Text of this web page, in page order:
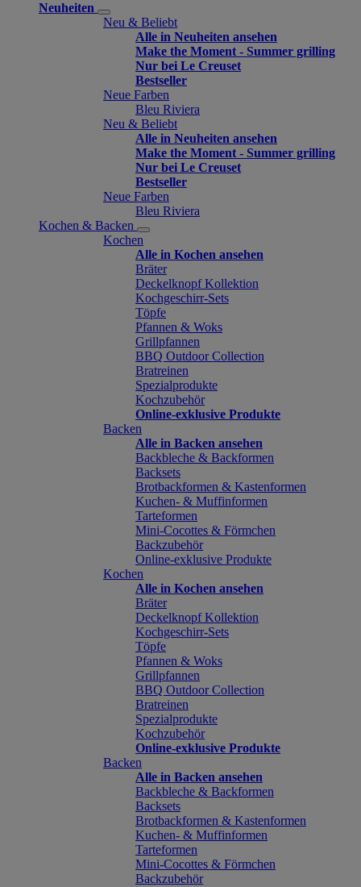
Neuheiten
Neu & Beliebt
Alle in Neuheiten ansehen
Make the Moment - Summer grilling
Nur bei Le Creuset
Bestseller
Neue Farben
Bleu Riviera
Neu & Beliebt
Alle in Neuheiten ansehen
Make the Moment - Summer grilling
Nur bei Le Creuset
Bestseller
Neue Farben
Bleu Riviera
Kochen & Backen
Kochen
Alle in Kochen ansehen
Bräter
Deckelknopf Kollektion
Kochgeschirr-Sets
Töpfe
Pfannen & Woks
Grillpfannen
BBQ Outdoor Collection
Bratreinen
Spezialprodukte
Kochzubehör
Online-exklusive Produkte
Backen
Alle in Backen ansehen
Backbleche & Backformen
Backsets
Brotbackformen & Kastenformen
Kuchen- & Muffinformen
Tarteformen
Mini-Cocottes & Förmchen
Backzubehör
Online-exklusive Produkte
Kochen
Alle in Kochen ansehen
Bräter
Deckelknopf Kollektion
Kochgeschirr-Sets
Töpfe
Pfannen & Woks
Grillpfannen
BBQ Outdoor Collection
Bratreinen
Spezialprodukte
Kochzubehör
Online-exklusive Produkte
Backen
Alle in Backen ansehen
Backbleche & Backformen
Backsets
Brotbackformen & Kastenformen
Kuchen- & Muffinformen
Tarteformen
Mini-Cocottes & Förmchen
Backzubehör